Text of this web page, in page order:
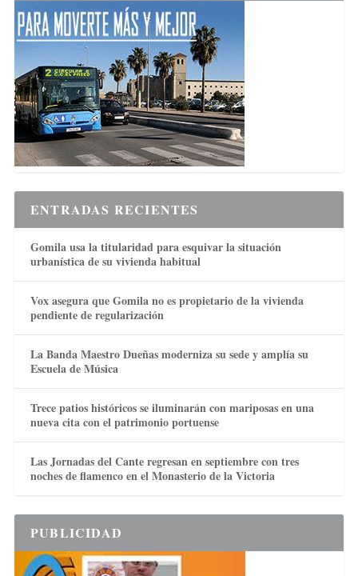
ENTRADAS RECIENTES
Gomila usa la titularidad para esquivar la situación
urbanística de su vivienda habitual
Vox asegura que Gomila no es propietario de la vivienda
pendiente de regularización
La Banda Maestro Dueñas moderniza su sede y amplía su
Escuela de Música
Trece patios históricos se iluminarán con mariposas en una
nueva cita con el patrimonio portuense
Las Jornadas del Cante regresan en septiembre con tres
noches de flamenco en el Monasterio de la Victoria
PUBLICIDAD